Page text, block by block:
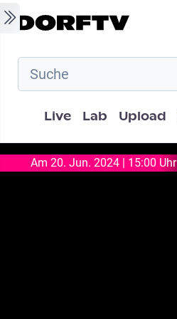
Skip to main content
Hauptnavigation
Live Lab Upload
Am 20. Jun. 2024 | 15:00 Uhr